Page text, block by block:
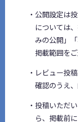
・公開設定は
については
みの公開」
掲載範囲を
・レビュー投
確認のうえ
・投稿いただ
ら、掲載前